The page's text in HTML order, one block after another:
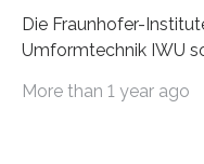
Die Fraunhofer-
Umformtechnik IWU
Durchbruch in der
More than 1 year ago